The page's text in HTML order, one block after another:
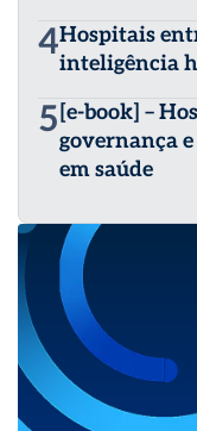
4Hospitais
inteligência
5 [e-book] –
governança
em saúde